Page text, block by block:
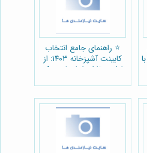
⭐️ راهنمای جامع انتخاب
کابینت آشپزخانه ۱۴۰۳: از
طراحی تا اجرا با پتاس دکور